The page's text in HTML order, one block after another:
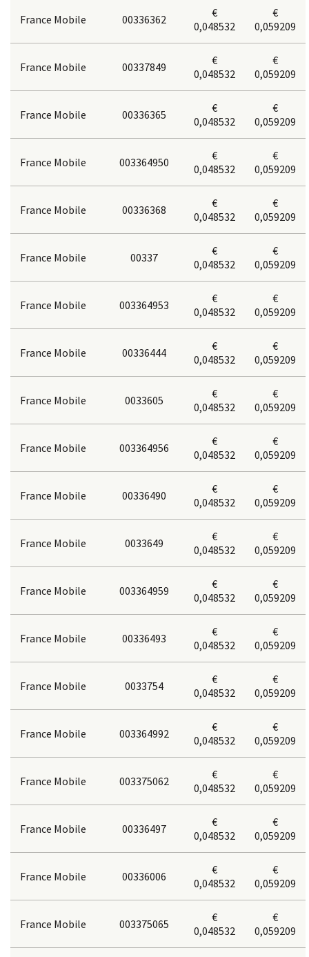
France Mobile 00336362
€
0,048532
€
0,059209
France Mobile 00337849
€
0,048532
€
0,059209
France Mobile 00336365
€
0,048532
€
0,059209
France Mobile 003364950
€
0,048532
€
0,059209
France Mobile 00336368
€
0,048532
€
0,059209
France Mobile 00337
€
0,048532
€
0,059209
France Mobile 003364953
€
0,048532
€
0,059209
France Mobile 00336444
€
0,048532
€
0,059209
France Mobile 0033605
€
0,048532
€
0,059209
France Mobile 003364956
€
0,048532
€
0,059209
France Mobile 00336490
€
0,048532
€
0,059209
France Mobile 0033649
€
0,048532
€
0,059209
France Mobile 003364959
€
0,048532
€
0,059209
France Mobile 00336493
€
0,048532
€
0,059209
France Mobile 0033754
€
0,048532
€
0,059209
France Mobile 003364992
€
0,048532
€
0,059209
France Mobile 003375062
€
0,048532
€
0,059209
France Mobile 00336497
€
0,048532
€
0,059209
France Mobile 00336006
€
0,048532
€
0,059209
France Mobile 003375065
€
0,048532
€
0,059209